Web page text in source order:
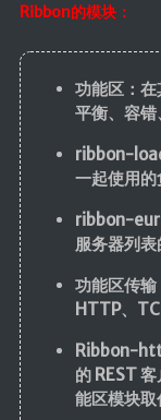
Ribbon的模块：
功能区：
平衡、容
ribbon-
一起使用的
ribbon-
服务器列表
功能区传
HTTP、
Ribbon-
的 REST
能区模块取
数据存
网络
代码简
微服务
Netty